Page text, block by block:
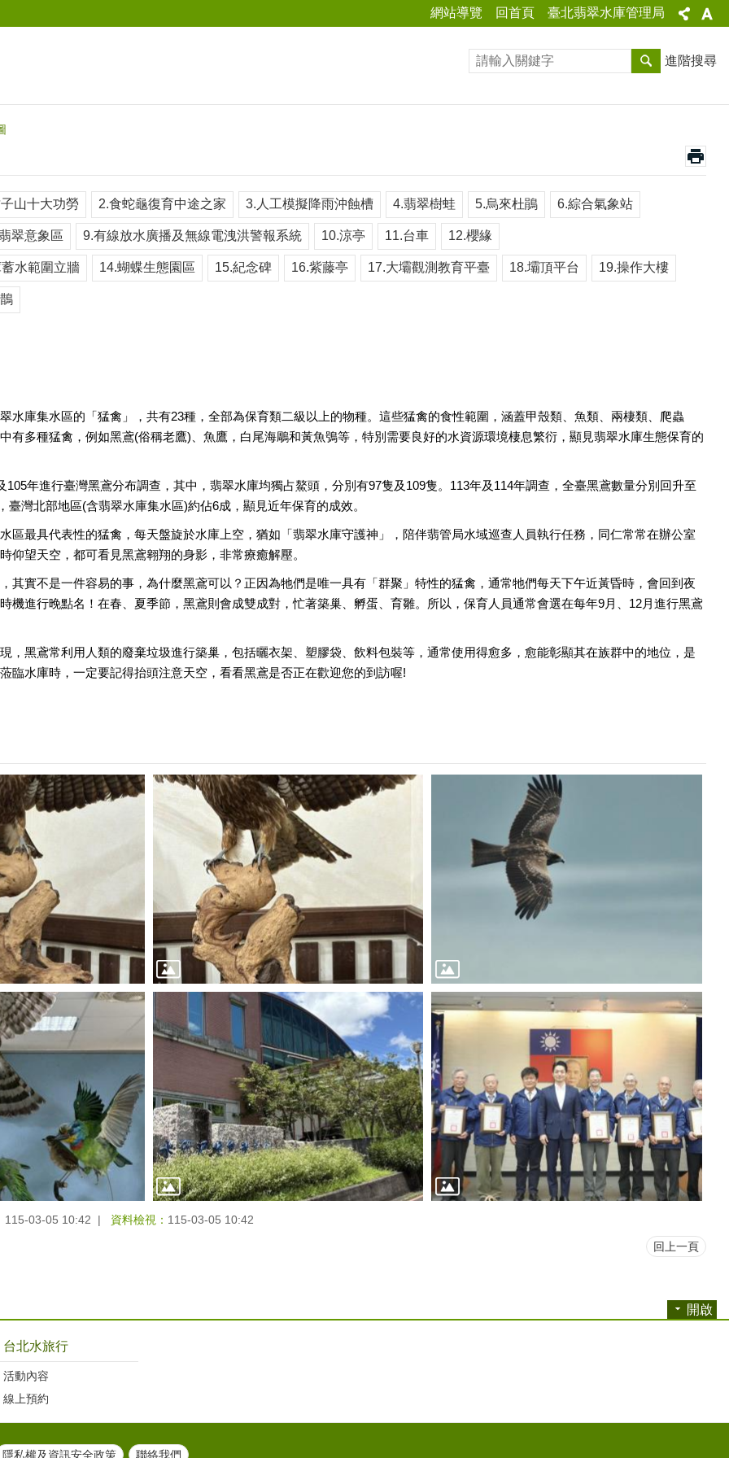
網站導覽 回首頁 臺北翡翠水庫管理局
進階搜尋
山十大功勞 2.食蛇龜復育中途之家 3.人工模擬降雨沖蝕槽 4.翡翠樹蛙 5.烏來杜鵑 6.綜合氣象站
翠意象區 9.有線放水廣播及無線電洩洪警報系統 10.涼亭 11.台車 12.櫻緣
水範圍立牆 14.蝴蝶生態園區 15.紀念碑 16.紫藤亭 17.大壩觀測教育平臺 18.壩頂平台 19.操作大樓
水庫集水區的「猛禽」，共有23種，全部為保育類二級以上的物種。這些猛禽的食性範圍，涵蓋甲殼類、魚類、兩棲類、爬蟲
有多種猛禽，例如黑鳶(俗稱老鷹)、魚鷹，白尾海鵰和黃魚鴞等，特別需要良好的水資源環境棲息繁衍，顯見翡翠水庫生態保育的
105年進行臺灣黑鳶分布調查，其中，翡翠水庫均獨占鰲頭，分別有97隻及109隻。113年及114年調查，全臺黑鳶數量分別回升至
臺灣北部地區(含翡翠水庫集水區)約佔6成，顯見近年保育的成效。
區最具代表性的猛禽，每天盤旋於水庫上空，猶如「翡翠水庫守護神」，陪伴翡管局水域巡查人員執行任務，同仁常常在辦公室
仰望天空，都可看見黑鳶翱翔的身影，非常療癒解壓。
其實不是一件容易的事，為什麼黑鳶可以？正因為牠們是唯一具有「群聚」特性的猛禽，通常牠們每天下午近黃昏時，會回到夜
機進行晚點名！在春、夏季節，黑鳶則會成雙成對，忙著築巢、孵蛋、育雛。所以，保育人員通常會選在每年9月、12月進行黑鳶
，黑鳶常利用人類的廢棄垃圾進行築巢，包括曬衣架、塑膠袋、飲料包裝等，通常使用得愈多，愈能彰顯其在族群中的地位，是
臨水庫時，一定要記得抬頭注意天空，看看黑鳶是否正在歡迎您的到訪喔!
115-03-05 10:42 資料檢視： 115-03-05 10:42
回上一頁
開啟
台北水旅行
活動內容
線上預約
隱私權及資訊安全政策 聯絡我們